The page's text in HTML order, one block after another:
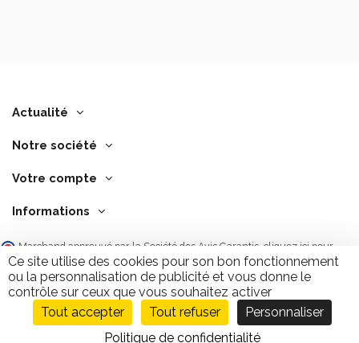
Ajouter au panier
Actualité
Notre société
Votre compte
Informations
Marchand approuvé par la Société des Avis Garantis, cliquez ici pour
vérifier .
/10
Ce site utilise des cookies pour son bon fonctionnement
ou la personnalisation de publicité et vous donne le
contrôle sur ceux que vous souhaitez activer
Tout accepter
Tout refuser
Personnaliser
Politique de confidentialité